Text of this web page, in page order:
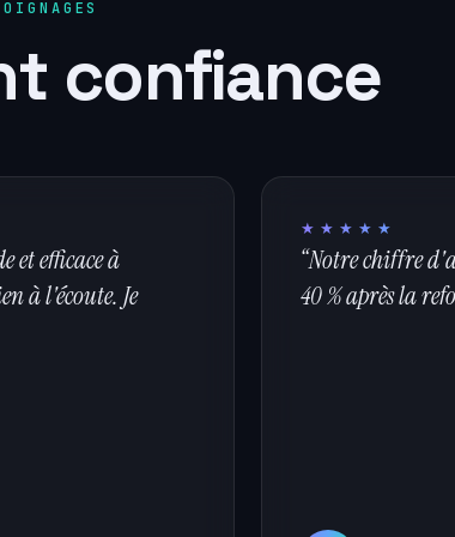
confiance
et efficace à
à l'écoute. Je
★★★★★
“Notre chiffre
40 % après la